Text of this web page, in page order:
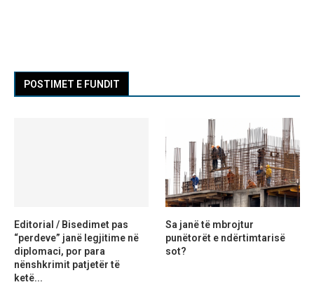
POSTIMET E FUNDIT
Editorial / Bisedimet pas
“perdeve” janë legjitime në
diplomaci, por para
nënshkrimit patjetër të
ketë...
Sa janë të mbrojtur
punëtorët e ndërtimtarisë
sot?